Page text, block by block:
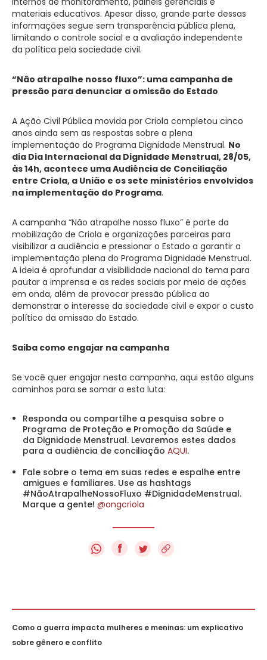
materiais educativos. Apesar disso, grande parte dessas
informações segue sem transparência pública plena,
limitando o controle social e a avaliação independente
da política pela sociedade civil.
“Não atrapalhe nosso fluxo”: uma campanha de
pressão para denunciar a omissão do Estado
A Ação Civil Pública movida por Criola completou cinco
anos ainda sem as respostas sobre a plena
implementação do Programa Dignidade Menstrual. No
dia Dia Internacional da Dignidade Menstrual, 28/05,
às 14h, acontece uma Audiência de Conciliação
entre Criola, a União e os sete ministérios envolvidos
na implementação do Programa.
A campanha “Não atrapalhe nosso fluxo” é parte da
mobilização de Criola e organizações parceiras para
visibilizar a audiência e pressionar o Estado a garantir a
implementação plena do Programa Dignidade Menstrual.
A ideia é aprofundar a visibilidade nacional do tema para
pautar a imprensa e as redes sociais por meio de ações
em onda, além de provocar pressão pública ao
demonstrar o interesse da sociedade civil e expor o custo
político da omissão do Estado.
Saiba como engajar na campanha
Se você quer engajar nesta campanha, aqui estão alguns
caminhos para se somar a esta luta:
Responda ou compartilhe a pesquisa sobre o
Programa de Proteção e Promoção da Saúde e
da Dignidade Menstrual. Levaremos estes dados
para a audiência de conciliação AQUI.
Fale sobre o tema em suas redes e espalhe entre
amigues e familiares. Use as hashtags
#NãoAtrapalheNossoFluxo #DignidadeMenstrual.
Marque a gente! @ongcriola
f
Como a guerra impacta mulheres e meninas: um explicativo
sobre gênero e conflito